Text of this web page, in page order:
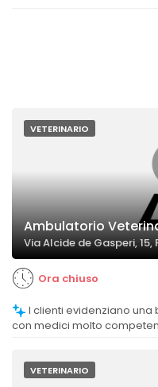
VETERINARIO
Ambulatorio
Via Alcide de Gasperi, 15,
Ora chiuso
con medici molto
VETERINARIO